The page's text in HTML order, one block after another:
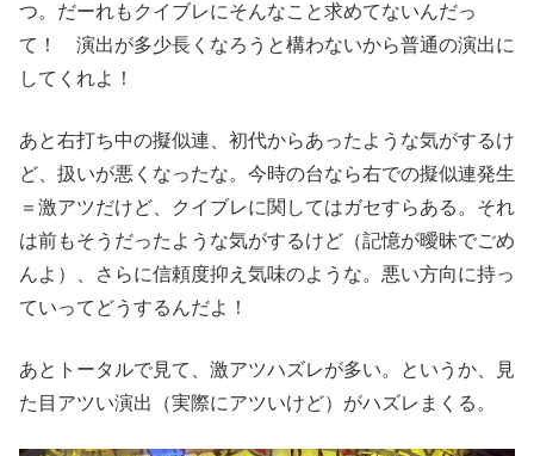
つ。だーれもクイブレにそんなこと求めてないんだっ
て！ 演出が多少長くなろうと構わないから普通の演出に
してくれよ！
あと右打ち中の擬似連、初代からあったような気がするけ
ど、扱いが悪くなったな。今時の台なら右での擬似連発生
＝激アツだけど、クイブレに関してはガセすらある。それ
は前もそうだったような気がするけど（記憶が曖昧でごめ
んよ）、さらに信頼度抑え気味のような。悪い方向に持っ
ていってどうするんだよ！
あとトータルで見て、激アツハズレが多い。というか、見
た目アツい演出（実際にアツいけど）がハズレまくる。